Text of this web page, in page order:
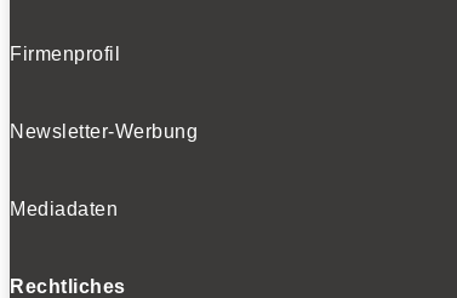
Firmenprofil
Newsletter-Werbung
Mediadaten
Rechtliches